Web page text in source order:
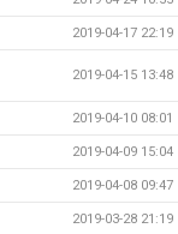
2019-04-17 22:19
2019-04-15 13:48
2019-04-10 08:01
2019-04-09 15:04
2019-04-08 09:47
2019-03-28 21:19